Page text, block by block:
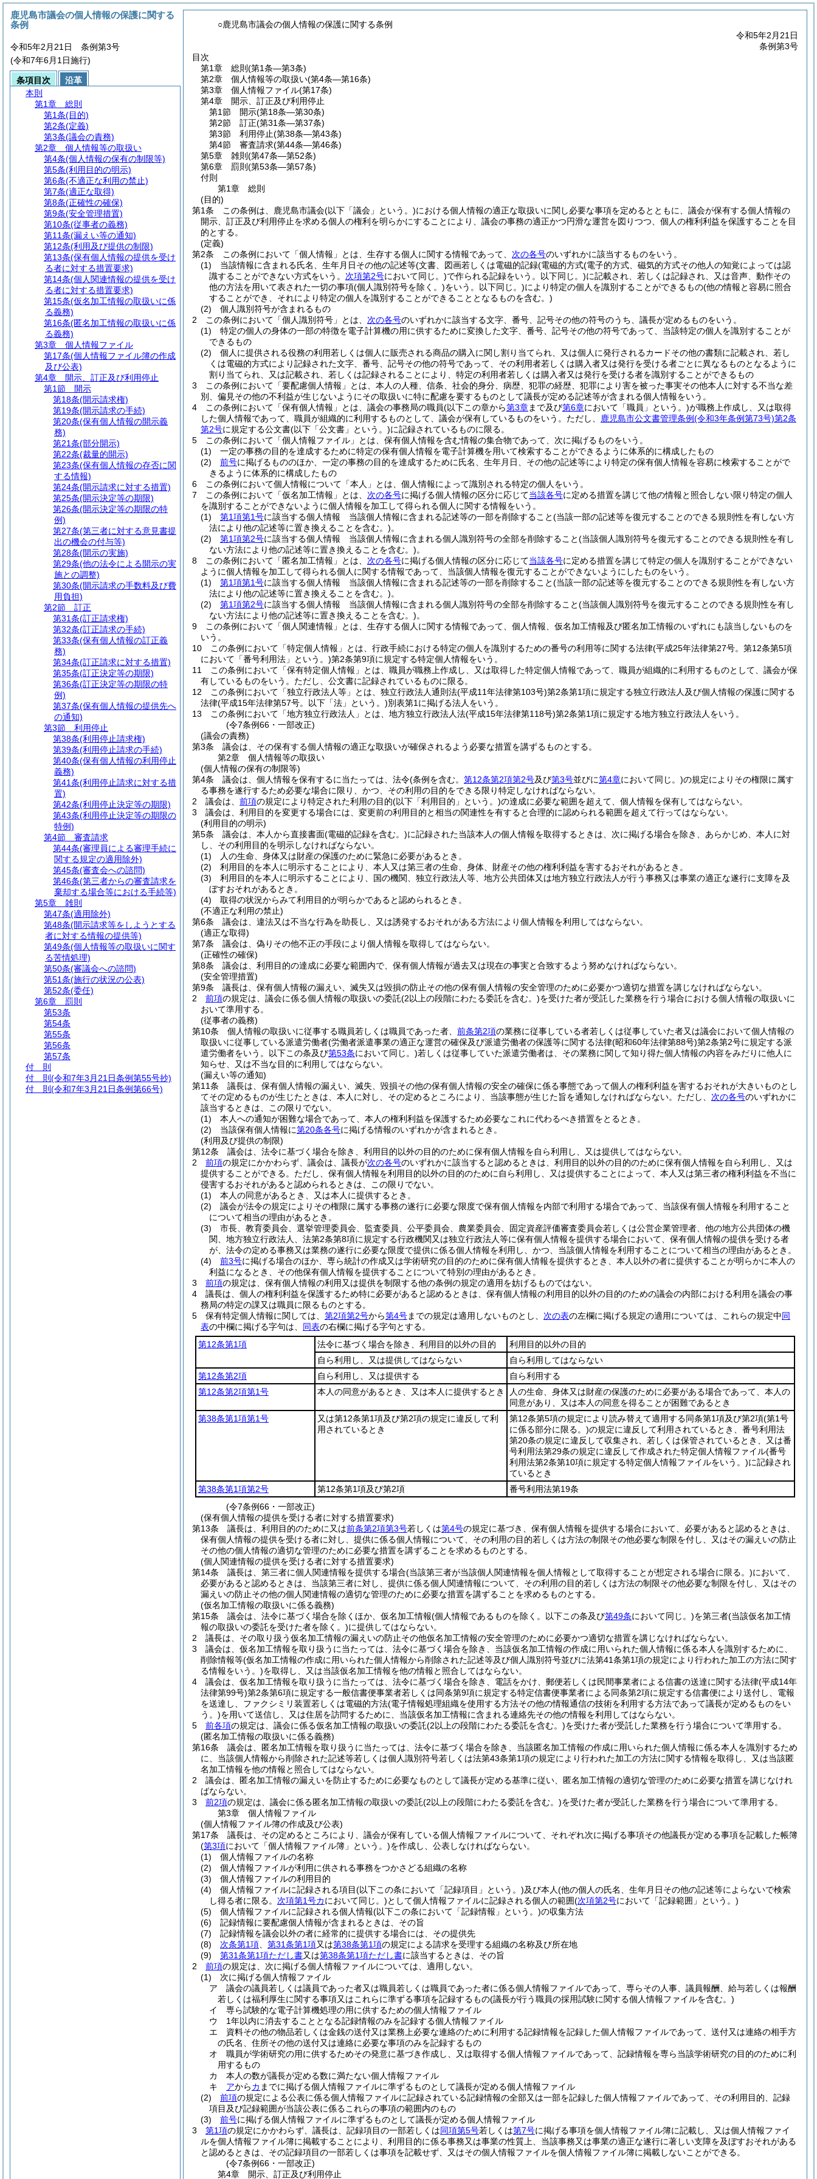
○鹿児島市議会の個人情報の保護に関する条例
令和5年2月21日
条例第3号
目次
第1章
総則 (第1条―第3条)
第2章
個人情報等の取扱い(第4条―第16条)
第3章
個人情報ファイル(第17条)
第4章
開示、訂正及び利用停止
第1節
開示(第18条―第30条)
第2節
訂正(第31条―第37条)
第3節
利用停止(第38条―第43条)
第4節
審査請求(第44条―第46条)
第5章
雑則 (第47条―第52条)
第6章
罰則 (第53条―第57条)
付則
第1章
総則
(目的)
第1条
この条例は、鹿児島市議会(以下「議会」という。)における個人情報の適正な取扱いに関し必要な事項を定めるとともに、議会が保有する個人情報の
開示、訂正及び利用停止を求める個人の権利を明らかにすることにより、議会の事務の適正かつ円滑な運営を図りつつ、個人の権利利益を保護することを目
的とする。
(定義)
第2条
この条例において「個人情報」とは、生存する個人に関する情報であって、 次の各号のいずれかに該当するものをいう。
(1)
当該情報に含まれる氏名、生年月日その他の記述等(文書、図画若しくは電磁的記録(電磁的方式(電子的方式、磁気的方式その他人の知覚によっては認
識することができない方式をいう。 次項第2号において同じ。)で作られる記録をいう。以下同じ。)に記載され、若しくは記録され、又は音声、動作その
他の方法を用いて表された一切の事項(個人識別符号を除く。)をいう。以下同じ。)により特定の個人を識別することができるもの(他の情報と容易に照合
することができ、それにより特定の個人を識別することができることとなるものを含む。)
(2)
個人識別符号が含まれるもの
2
この条例において「個人識別符号」とは、 次の各号のいずれかに該当する文字、番号、記号その他の符号のうち、議長が定めるものをいう。
(1)
特定の個人の身体の一部の特徴を電子計算機の用に供するために変換した文字、番号、記号その他の符号であって、当該特定の個人を識別することが
できるもの
(2)
個人に提供される役務の利用若しくは個人に販売される商品の購入に関し割り当てられ、又は個人に発行されるカードその他の書類に記載され、若し
くは電磁的方式により記録された文字、番号、記号その他の符号であって、その利用者若しくは購入者又は発行を受ける者ごとに異なるものとなるように
割り当てられ、又は記載され、若しくは記録されることにより、特定の利用者若しくは購入者又は発行を受ける者を識別することができるもの
3
この条例において「要配慮個人情報」とは、本人の人種、信条、社会的身分、病歴、犯罪の経歴、犯罪により害を被った事実その他本人に対する不当な差
別、偏見その他の不利益が生じないようにその取扱いに特に配慮を要するものとして議長が定める記述等が含まれる個人情報をいう。
4
この条例において「保有個人情報」とは、議会の事務局の職員(以下この章から第3章まで及び第6章において「職員」という。)が職務上作成し、又は取得
した個人情報であって、職員が組織的に利用するものとして、議会が保有しているものをいう。 ただし、 鹿児島市公文書管理条例(令和3年条例第73号)第2条
第2号に規定する公文書(以下「公文書」という。)に記録されているものに限る。
5
この条例において「個人情報ファイル」とは、保有個人情報を含む情報の集合物であって、次に掲げるものをいう。
(1)
一定の事務の目的を達成するために特定の保有個人情報を電子計算機を用いて検索することができるように体系的に構成したもの
(2)
前号に掲げるもののほか、一定の事務の目的を達成するために氏名、生年月日、その他の記述等により特定の保有個人情報を容易に検索することがで
きるように体系的に構成したもの
6
この条例において個人情報について「本人」とは、個人情報によって識別される特定の個人をいう。
7
この条例において「仮名加工情報」とは、 次の各号に掲げる個人情報の区分に応じて当該各号に定める措置を講じて他の情報と照合しない限り特定の個人
を識別することができないように個人情報を加工して得られる個人に関する情報をいう。
(1)
第1項第1号に該当する個人情報 当該個人情報に含まれる記述等の一部を削除すること(当該一部の記述等を復元することのできる規則性を有しない方
法により他の記述等に置き換えることを含む。)。
(2)
第1項第2号に該当する個人情報 当該個人情報に含まれる個人識別符号の全部を削除すること(当該個人識別符号を復元することのできる規則性を有し
ない方法により他の記述等に置き換えることを含む。)。
8
この条例において「匿名加工情報」とは、 次の各号に掲げる個人情報の区分に応じて当該各号に定める措置を講じて特定の個人を識別することができない
ように個人情報を加工して得られる個人に関する情報であって、当該個人情報を復元することができないようにしたものをいう。
(1)
第1項第1号に該当する個人情報 当該個人情報に含まれる記述等の一部を削除すること(当該一部の記述等を復元することのできる規則性を有しない方
法により他の記述等に置き換えることを含む。)。
(2)
第1項第2号に該当する個人情報 当該個人情報に含まれる個人識別符号の全部を削除すること(当該個人識別符号を復元することのできる規則性を有し
ない方法により他の記述等に置き換えることを含む。)。
9
この条例において「個人関連情報」とは、生存する個人に関する情報であって、個人情報、仮名加工情報及び匿名加工情報のいずれにも該当しないものを
いう。
10
この条例において「特定個人情報」とは、行政手続における特定の個人を識別するための番号の利用等に関する法律(平成25年法律第27号。第12条第5項
において「番号利用法」という。)第2条第9項に規定する特定個人情報をいう。
11
この条例において「保有特定個人情報」とは、職員が職務上作成し、又は取得した特定個人情報であって、職員が組織的に利用するものとして、議会が保
有しているものをいう。 ただし、公文書に記録されているものに限る。
12
この条例において「独立行政法人等」とは、独立行政法人通則法(平成11年法律第103号)第2条第1項に規定する独立行政法人及び個人情報の保護に関する
法律(平成15年法律第57号。以下「法」という。)別表第1に掲げる法人をいう。
13
この条例において「地方独立行政法人」とは、地方独立行政法人法(平成15年法律第118号)第2条第1項に規定する地方独立行政法人をいう。
(令7条例66・一部改正)
(議会の責務)
第3条
議会は、その保有する個人情報の適正な取扱いが確保されるよう必要な措置を講ずるものとする。
第2章
個人情報等の取扱い
(個人情報の保有の制限等)
第4条
議会は、個人情報を保有するに当たっては、法令(条例を含む。 第12条第2項第2号及び第3号並びに第4章において同じ。)の規定によりその権限に属す
る事務を遂行するため必要な場合に限り、かつ、その利用の目的をできる限り特定しなければならない。
2
議会は、 前項の規定により特定された利用の目的(以下「利用目的」という。)の達成に必要な範囲を超えて、個人情報を保有してはならない。
3
議会は、利用目的を変更する場合には、変更前の利用目的と相当の関連性を有すると合理的に認められる範囲を超えて行ってはならない。
(利用目的の明示)
第5条
議会は、本人から直接書面(電磁的記録を含む。)に記録された当該本人の個人情報を取得するときは、次に掲げる場合を除き、あらかじめ、本人に対
し、その利用目的を明示しなければならない。
(1)
人の生命、身体又は財産の保護のために緊急に必要があるとき。
(2)
利用目的を本人に明示することにより、本人又は第三者の生命、身体、財産その他の権利利益を害するおそれがあるとき。
(3)
利用目的を本人に明示することにより、国の機関、独立行政法人等、地方公共団体又は地方独立行政法人が行う事務又は事業の適正な遂行に支障を及
ぼすおそれがあるとき。
(4)
取得の状況からみて利用目的が明らかであると認められるとき。
(不適正な利用の禁止)
第6条
議会は、違法又は不当な行為を助長し、又は誘発するおそれがある方法により個人情報を利用してはならない。
(適正な取得)
第7条
議会は、偽りその他不正の手段により個人情報を取得してはならない。
(正確性の確保)
第8条
議会は、利用目的の達成に必要な範囲内で、保有個人情報が過去又は現在の事実と合致するよう努めなければならない。
(安全管理措置)
第9条
議長は、保有個人情報の漏えい、滅失又は毀損の防止その他の保有個人情報の安全管理のために必要かつ適切な措置を講じなければならない。
2
前項の規定は、議会に係る個人情報の取扱いの委託(2以上の段階にわたる委託を含む。)を受けた者が受託した業務を行う場合における個人情報の取扱いに
おいて準用する。
(従事者の義務)
第10条
個人情報の取扱いに従事する職員若しくは職員であった者、 前条第2項の業務に従事している者若しくは従事していた者又は議会において個人情報の
取扱いに従事している派遣労働者(労働者派遣事業の適正な運営の確保及び派遣労働者の保護等に関する法律(昭和60年法律第88号)第2条第2号に規定する派
遣労働者をいう。以下この条及び第53条において同じ。)若しくは従事していた派遣労働者は、その業務に関して知り得た個人情報の内容をみだりに他人に
知らせ、又は不当な目的に利用してはならない。
(漏えい等の通知)
第11条
議長は、保有個人情報の漏えい、滅失、毀損その他の保有個人情報の安全の確保に係る事態であって個人の権利利益を害するおそれが大きいものとし
てその定めるものが生じたときは、本人に対し、その定めるところにより、当該事態が生じた旨を通知しなければならない。 ただし、 次の各号のいずれかに
該当するときは、この限りでない。
(1)
本人への通知が困難な場合であって、本人の権利利益を保護するため必要なこれに代わるべき措置をとるとき。
(2)
当該保有個人情報に第20条各号に掲げる情報のいずれかが含まれるとき。
(利用及び提供の制限)
第12条
議会は、法令に基づく場合を除き、利用目的以外の目的のために保有個人情報を自ら利用し、又は提供してはならない。
2
前項の規定にかかわらず、議会は、議長が次の各号のいずれかに該当すると認めるときは、利用目的以外の目的のために保有個人情報を自ら利用し、又は
提供することができる。 ただし、保有個人情報を利用目的以外の目的のために自ら利用し、又は提供することによって、本人又は第三者の権利利益を不当に
侵害するおそれがあると認められるときは、この限りでない。
(1)
本人の同意があるとき、又は本人に提供するとき。
(2)
議会が法令の規定によりその権限に属する事務の遂行に必要な限度で保有個人情報を内部で利用する場合であって、当該保有個人情報を利用すること
について相当の理由があるとき。
(3)
市長、教育委員会、選挙管理委員会、監査委員、公平委員会、農業委員会、固定資産評価審査委員会若しくは公営企業管理者、他の地方公共団体の機
関、地方独立行政法人、法第2条第8項に規定する行政機関又は独立行政法人等に保有個人情報を提供する場合において、保有個人情報の提供を受ける者
が、法令の定める事務又は業務の遂行に必要な限度で提供に係る個人情報を利用し、かつ、当該個人情報を利用することについて相当の理由があるとき。
(4)
前3号に掲げる場合のほか、専ら統計の作成又は学術研究の目的のために保有個人情報を提供するとき、本人以外の者に提供することが明らかに本人の
利益になるとき、その他保有個人情報を提供することについて特別の理由があるとき。
3
前項の規定は、保有個人情報の利用又は提供を制限する他の条例の規定の適用を妨げるものではない。
4
議長は、個人の権利利益を保護するため特に必要があると認めるときは、保有個人情報の利用目的以外の目的のための議会の内部における利用を議会の事
務局の特定の課又は職員に限るものとする。
5
保有特定個人情報に関しては、 第2項第2号から第4号までの規定は適用しないものとし、 次の表の左欄に掲げる規定の適用については、これらの規定中同
表の中欄に掲げる字句は、 同表の右欄に掲げる字句とする。
第12条第1項
法令に基づく場合を除き、利用目的以外の目的
利用目的以外の目的
自ら利用し、又は提供してはならない
自ら利用してはならない
第12条第2項
自ら利用し、又は提供する
自ら利用する
第12条第2項第1号
本人の同意があるとき、又は本人に提供するとき
人の生命、身体又は財産の保護のために必要がある場合であって、本人の
同意があり、又は本人の同意を得ることが困難であるとき
第38条第1項第1号
又は第12条第1項及び第2項の規定に違反して利
用されているとき
第12条第5項の規定により読み替えて適用する同条第1項及び第2項(第1号
に係る部分に限る。)の規定に違反して利用されているとき、番号利用法
第20条の規定に違反して収集され、若しくは保管されているとき、又は番
号利用法第29条の規定に違反して作成された特定個人情報ファイル(番号
利用法第2条第10項に規定する特定個人情報ファイルをいう。)に記録され
ているとき
第38条第1項第2号
第12条第1項及び第2項
番号利用法第19条
(令7条例66・一部改正)
(保有個人情報の提供を受ける者に対する措置要求)
第13条
議長は、利用目的のために又は前条第2項第3号若しくは第4号の規定に基づき、保有個人情報を提供する場合において、必要があると認めるときは、
保有個人情報の提供を受ける者に対し、提供に係る個人情報について、その利用の目的若しくは方法の制限その他必要な制限を付し、又はその漏えいの防止
その他の個人情報の適切な管理のために必要な措置を講ずることを求めるものとする。
(個人関連情報の提供を受ける者に対する措置要求)
第14条
議長は、第三者に個人関連情報を提供する場合(当該第三者が当該個人関連情報を個人情報として取得することが想定される場合に限る。)において、
必要があると認めるときは、当該第三者に対し、提供に係る個人関連情報について、その利用の目的若しくは方法の制限その他必要な制限を付し、又はその
漏えいの防止その他の個人関連情報の適切な管理のために必要な措置を講ずることを求めるものとする。
(仮名加工情報の取扱いに係る義務)
第15条
議会は、法令に基づく場合を除くほか、仮名加工情報(個人情報であるものを除く。以下この条及び第49条において同じ。)を第三者(当該仮名加工情
報の取扱いの委託を受けた者を除く。)に提供してはならない。
2
議長は、その取り扱う仮名加工情報の漏えいの防止その他仮名加工情報の安全管理のために必要かつ適切な措置を講じなければならない。
3
議会は、仮名加工情報を取り扱うに当たっては、法令に基づく場合を除き、当該仮名加工情報の作成に用いられた個人情報に係る本人を識別するために、
削除情報等(仮名加工情報の作成に用いられた個人情報から削除された記述等及び個人識別符号並びに法第41条第1項の規定により行われた加工の方法に関す
る情報をいう。)を取得し、又は当該仮名加工情報を他の情報と照合してはならない。
4
議会は、仮名加工情報を取り扱うに当たっては、法令に基づく場合を除き、電話をかけ、郵便若しくは民間事業者による信書の送達に関する法律(平成14年
法律第99号)第2条第6項に規定する一般信書便事業者若しくは同条第9項に規定する特定信書便事業者による同条第2項に規定する信書便により送付し、電報
を送達し、ファクシミリ装置若しくは電磁的方法(電子情報処理組織を使用する方法その他の情報通信の技術を利用する方法であって議長が定めるものをい
う。)を用いて送信し、又は住居を訪問するために、当該仮名加工情報に含まれる連絡先その他の情報を利用してはならない。
5
前各項の規定は、議会に係る仮名加工情報の取扱いの委託(2以上の段階にわたる委託を含む。)を受けた者が受託した業務を行う場合について準用する。
(匿名加工情報の取扱いに係る義務)
第16条
議会は、匿名加工情報を取り扱うに当たっては、法令に基づく場合を除き、当該匿名加工情報の作成に用いられた個人情報に係る本人を識別するため
に、当該個人情報から削除された記述等若しくは個人識別符号若しくは法第43条第1項の規定により行われた加工の方法に関する情報を取得し、又は当該匿
名加工情報を他の情報と照合してはならない。
2
議会は、匿名加工情報の漏えいを防止するために必要なものとして議長が定める基準に従い、匿名加工情報の適切な管理のために必要な措置を講じなけれ
ばならない。
3
前2項の規定は、議会に係る匿名加工情報の取扱いの委託(2以上の段階にわたる委託を含む。)を受けた者が受託した業務を行う場合について準用する。
第3章
個人情報ファイル
(個人情報ファイル簿の作成及び公表)
第17条
議長は、その定めるところにより、議会が保有している個人情報ファイルについて、それぞれ次に掲げる事項その他議長が定める事項を記載した帳簿
(第3項において「個人情報ファイル簿」という。)を作成し、公表しなければならない。
(1)
個人情報ファイルの名称
(2)
個人情報ファイルが利用に供される事務をつかさどる組織の名称
(3)
個人情報ファイルの利用目的
(4)
個人情報ファイルに記録される項目(以下この条において「記録項目」という。)及び本人(他の個人の氏名、生年月日その他の記述等によらないで検索
し得る者に限る。 次項第1号カにおいて同じ。)として個人情報ファイルに記録される個人の範囲(次項第2号において「記録範囲」という。)
(5)
個人情報ファイルに記録される個人情報(以下この条において「記録情報」という。)の収集方法
(6)
記録情報に要配慮個人情報が含まれるときは、その旨
(7)
記録情報を議会以外の者に経常的に提供する場合には、その提供先
(8)
次条第1項 第31条第1項又は第38条第1項の規定による請求を受理する組織の名称及び所在地
(9)
第31条第1項ただし書又は第38条第1項ただし書に該当するときは、その旨
2
前項の規定は、次に掲げる個人情報ファイルについては、適用しない。
(1)
次に掲げる個人情報ファイル
ア
議会の議員若しくは議員であった者又は職員若しくは職員であった者に係る個人情報ファイルであって、専らその人事、議員報酬、給与若しくは報酬
若しくは福利厚生に関する事項又はこれらに準ずる事項を記録するもの(議長が行う職員の採用試験に関する個人情報ファイルを含む。)
イ
専ら試験的な電子計算機処理の用に供するための個人情報ファイル
ウ
1年以内に消去することとなる記録情報のみを記録する個人情報ファイル
エ
資料その他の物品若しくは金銭の送付又は業務上必要な連絡のために利用する記録情報を記録した個人情報ファイルであって、送付又は連絡の相手方
の氏名、住所その他の送付又は連絡に必要な事項のみを記録するもの
オ
職員が学術研究の用に供するためその発意に基づき作成し、又は取得する個人情報ファイルであって、記録情報を専ら当該学術研究の目的のために利
用するもの
カ
本人の数が議長が定める数に満たない個人情報ファイル
キ
アからカ までに掲げる個人情報ファイルに準ずるものとして議長が定める個人情報ファイル
(2)
前項の規定による公表に係る個人情報ファイルに記録されている記録情報の全部又は一部を記録した個人情報ファイルであって、その利用目的、記録
項目及び記録範囲が当該公表に係るこれらの事項の範囲内のもの
(3)
前号に掲げる個人情報ファイルに準ずるものとして議長が定める個人情報ファイル
3
第1項の規定にかかわらず、議長は、記録項目の一部若しくは同項第5号若しくは第7号に掲げる事項を個人情報ファイル簿に記載し、又は個人情報ファイ
ルを個人情報ファイル簿に掲載することにより、利用目的に係る事務又は事業の性質上、当該事務又は事業の適正な遂行に著しい支障を及ぼすおそれがある
と認めるときは、その記録項目の一部若しくは事項を記載せず、又はその個人情報ファイルを個人情報ファイル簿に掲載しないことができる。
(令7条例66・一部改正)
第4章
開示、訂正及び利用停止
鹿児島市議会の個人情報の保護に関する
条例
令和5年2月21日 条例第3号
(令和7年6月1日施行)
条項目次
沿革
本則
第1章
総則
第1条(目的)
第2条(定義)
第3条(議会の責務)
第2章
個人情報等の取扱い
第4条(個人情報の保有の制限等)
第5条(利用目的の明示)
第6条(不適正な利用の禁止)
第7条(適正な取得)
第8条(正確性の確保)
第9条(安全管理措置)
第10条(従事者の義務)
第11条(漏えい等の通知)
第12条(利用及び提供の制限)
第13条(保有個人情報の提供を受け
る者に対する措置要求)
第14条(個人関連情報の提供を受け
る者に対する措置要求)
第15条(仮名加工情報の取扱いに係
る義務)
第16条(匿名加工情報の取扱いに係
る義務)
第3章
個人情報ファイル
第17条(個人情報ファイル簿の作成
及び公表)
第4章
開示、訂正及び利用停止
第1節
開示
第18条(開示請求権)
第19条(開示請求の手続)
第20条(保有個人情報の開示義
務)
第21条(部分開示)
第22条(裁量的開示)
第23条(保有個人情報の存否に関
する情報)
第24条(開示請求に対する措置)
第25条(開示決定等の期限)
第26条(開示決定等の期限の特
例)
第27条(第三者に対する意見書提
出の機会の付与等)
第28条(開示の実施)
第29条(他の法令による開示の実
施との調整)
第30条(開示請求の手数料及び費
用負担)
第2節
訂正
第31条(訂正請求権)
第32条(訂正請求の手続)
第33条(保有個人情報の訂正義
務)
第34条(訂正請求に対する措置)
第35条(訂正決定等の期限)
第36条(訂正決定等の期限の特
例)
第37条(保有個人情報の提供先へ
の通知)
第3節
利用停止
第38条(利用停止請求権)
第39条(利用停止請求の手続)
第40条(保有個人情報の利用停止
義務)
第41条(利用停止請求に対する措
置)
第42条(利用停止決定等の期限)
第43条(利用停止決定等の期限の
特例)
第4節
審査請求
第44条(審理員による審理手続に
関する規定の適用除外)
第45条(審査会への諮問)
第46条(第三者からの審査請求を
棄却する場合等における手続等)
第5章
雑則
第47条(適用除外)
第48条(開示請求等をしようとする
者に対する情報の提供等)
第49条(個人情報等の取扱いに関す
る苦情処理)
第50条(審議会への諮問)
第51条(施行の状況の公表)
第52条(委任)
第6章
罰則
第53条
第54条
第55条
第56条
第57条
付 則
付 則 (令和7年3月21日条例第55号抄)
付 則 (令和7年3月21日条例第66号)